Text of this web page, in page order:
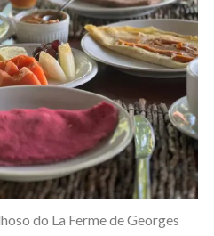
do La Ferme de Georges